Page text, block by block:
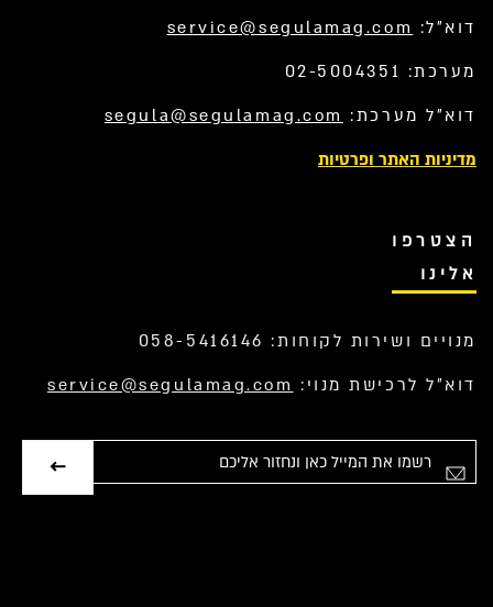
דוא”ל: service@segulamag.com
מערכת: 02-5004351
דוא”ל מערכת: segula@segulamag.com
מדיניות האתר ופרטיות
הצטרפו
אלינו
מנויים ושירות לקוחות: 058-5416146
דוא”ל לרכישת מנוי: service@segulamag.com
אימייל